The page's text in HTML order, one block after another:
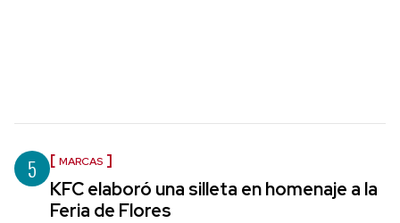
5 MARCAS
KFC elaboró una silleta en homenaje a la
Feria de Flores